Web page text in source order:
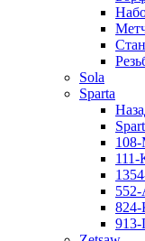
Sola
Sparta
111-
824-
913-